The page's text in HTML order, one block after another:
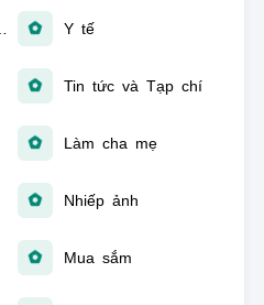
Y tế
Tin tức và Tạp chí
Làm cha mẹ
Nhiếp ảnh
Mua sắm